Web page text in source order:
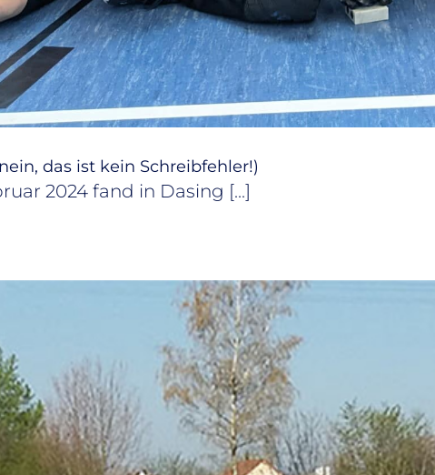
das ist kein Schreib­feh­ler!)
2024 fand in Dasing [...]